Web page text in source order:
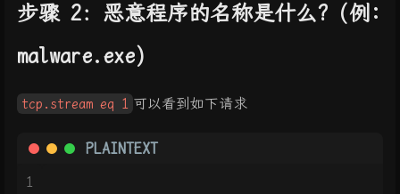
步骤 2：恶意程序的名称是什么? (例:
malware.exe)
tcp.stream eq 1 可以看到如下请求
PLAINTEXT
1